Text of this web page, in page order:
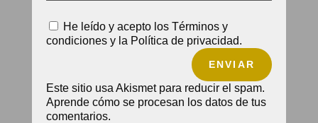
He leído y acepto los Términos y
condiciones y la Política de privacidad.
ENVIAR
Este sitio usa Akismet para reducir el spam.
Aprende cómo se procesan los datos de tus
comentarios.